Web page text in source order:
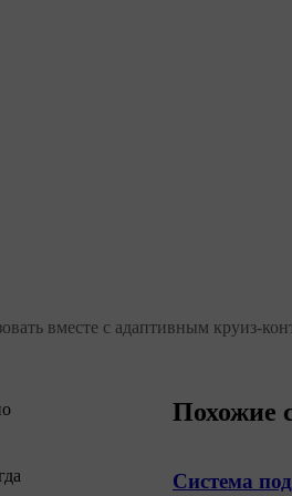
вместе с адаптивным круиз-
Похожие
Система